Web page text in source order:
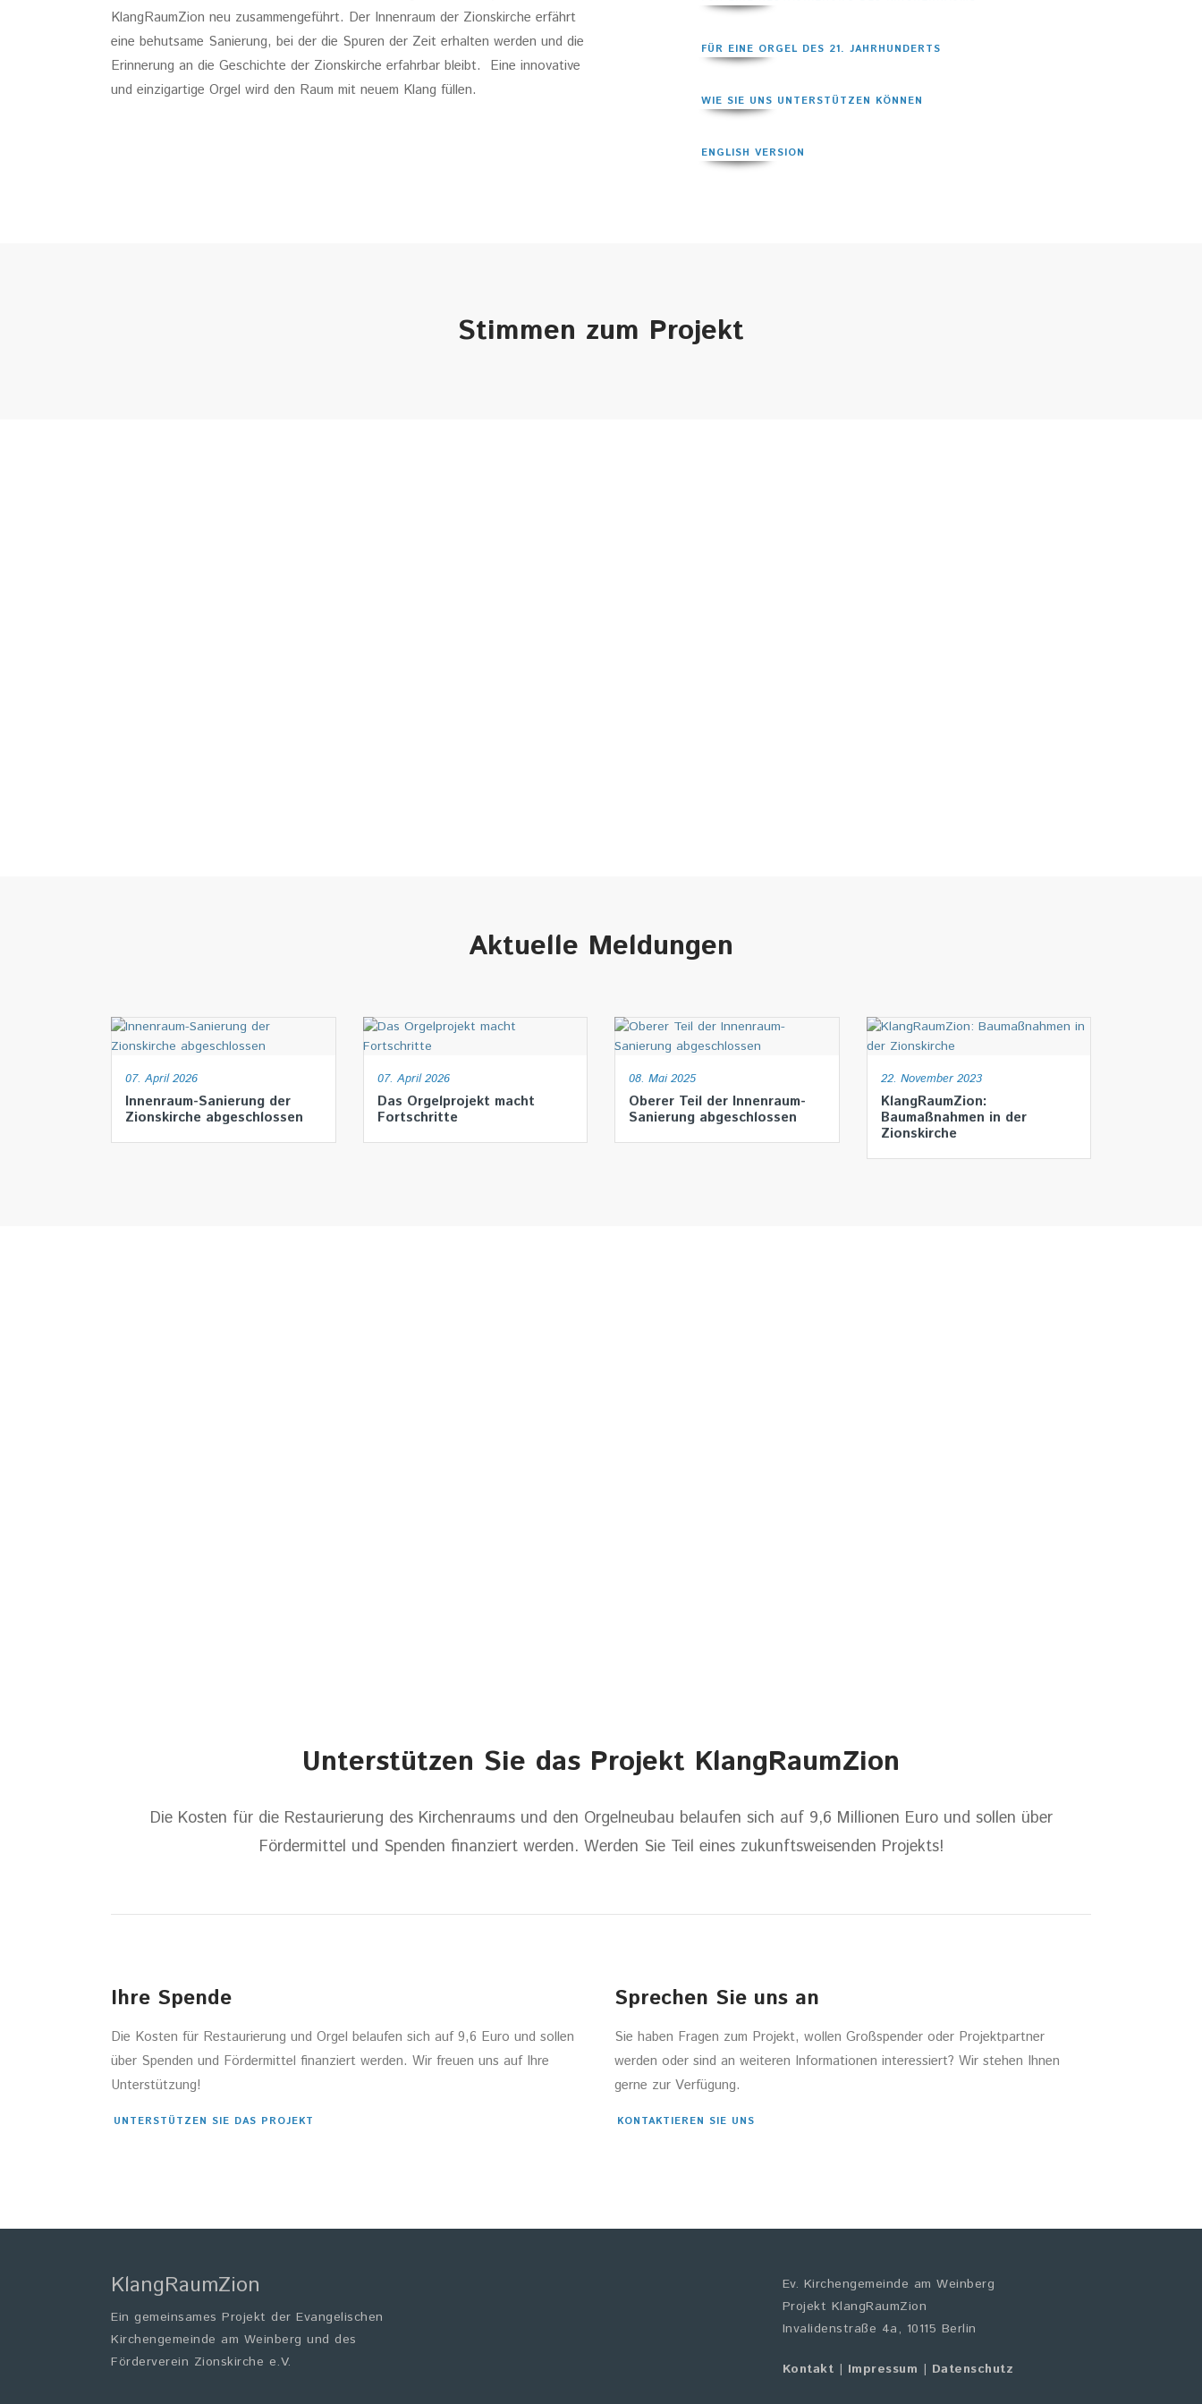
KlangRaumZion neu zusammengeführt. Der Innenraum der Zionskirche erfährt
eine behutsame Sanierung, bei der die Spuren der Zeit erhalten werden und die
Erinnerung an die Geschichte der Zionskirche erfahrbar bleibt. Eine innovative
und einzigartige Orgel wird den Raum mit neuem Klang füllen.
FÜR EINE ORGEL DES 21. JAHRHUNDERTS
WIE SIE UNS UNTERSTÜTZEN KÖNNEN
ENGLISH VERSION
Stimmen zum Projekt
Aktuelle Meldungen
07. April 2026
Innenraum-Sanierung der
Zionskirche abgeschlossen
07. April 2026
Das Orgelprojekt macht
Fortschritte
08. Mai 2025
Oberer Teil der Innenraum-
Sanierung abgeschlossen
22. November 2023
KlangRaumZion:
Baumaßnahmen in der
Zionskirche
Unterstützen Sie das Projekt KlangRaumZion
Die Kosten für die Restaurierung des Kirchenraums und den Orgelneubau belaufen sich auf 9,6 Millionen Euro und sollen über
Fördermittel und Spenden finanziert werden. Werden Sie Teil eines zukunftsweisenden Projekts!
Ihre Spende
Die Kosten für Restaurierung und Orgel belaufen sich auf 9,6 Euro und sollen
über Spenden und Fördermittel finanziert werden. Wir freuen uns auf Ihre
Unterstützung!
UNTERSTÜTZEN SIE DAS PROJEKT
Sprechen Sie uns an
Sie haben Fragen zum Projekt, wollen Großspender oder Projektpartner
werden oder sind an weiteren Informationen interessiert? Wir stehen Ihnen
gerne zur Verfügung.
KONTAKTIEREN SIE UNS
KlangRaumZion
Ein gemeinsames Projekt der Evangelischen
Kirchengemeinde am Weinberg und des
Förderverein Zionskirche e.V.
Ev. Kirchengemeinde am Weinberg
Projekt KlangRaumZion
Invalidenstraße 4a, 10115 Berlin
Kontakt | Impressum | Datenschutz